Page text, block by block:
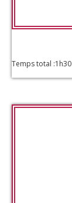
Temps total :1h30